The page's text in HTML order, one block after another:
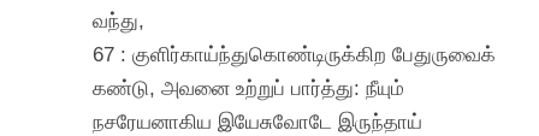
வந்து,
67 : குளிர்காய்ந்துகொண்டிருக்கிற பேதுருவைக்
கண்டு, அவனை உற்றுப் பார்த்து: நீயும்
நசரேயனாகிய இயேசுவோடே இருந்தாய்